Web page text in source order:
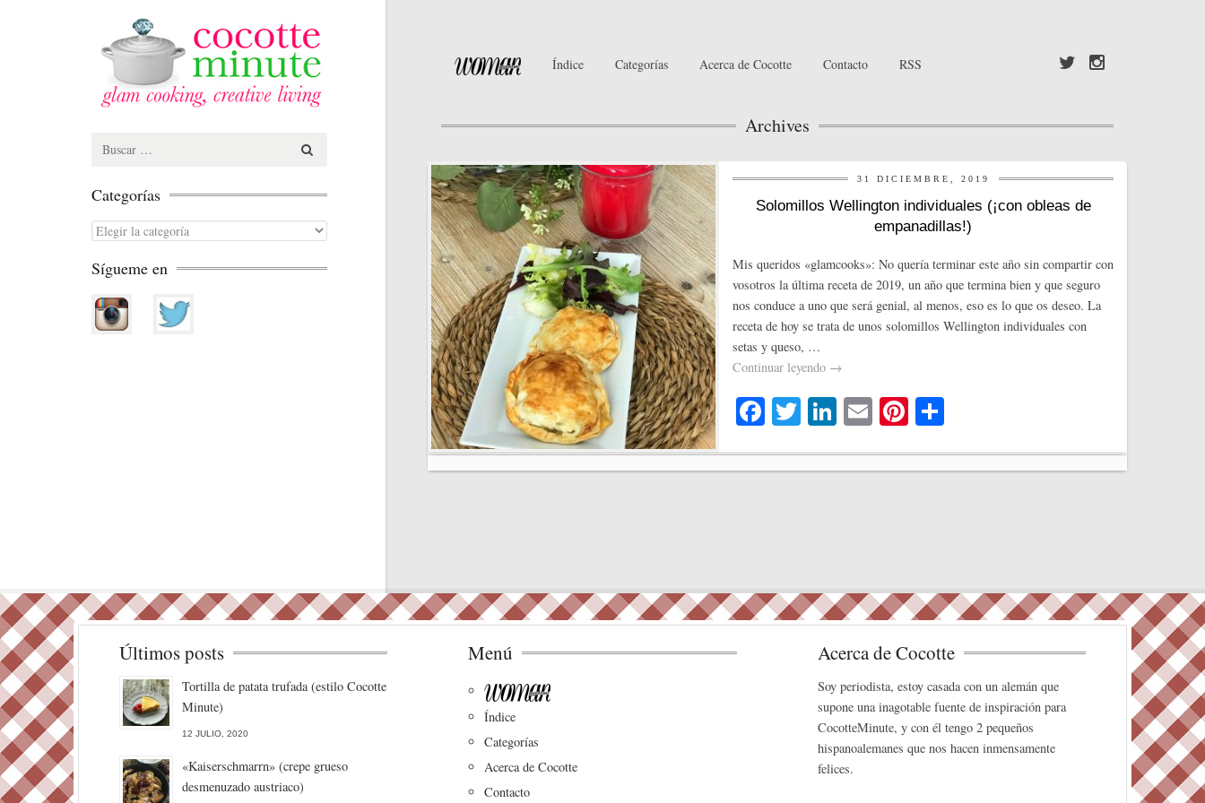
Índice Categorías Acerca de Cocotte Contacto RSS
Archives
31 DICIEMBRE, 2019
Solomillos Wellington individuales (¡con obleas de
empanadillas!)
Mis queridos «glamcooks»: No quería terminar este año sin compartir con
vosotros la última receta de 2019, un año que termina bien y que seguro
nos conduce a uno que será genial, al menos, eso es lo que os deseo. La
receta de hoy se trata de unos solomillos Wellington individuales con
setas y queso, …
Continuar leyendo →
Fa
bo
T
tte
Li
ed
E
ail
Pi
er m
Search
Categorías
Categorías
Sígueme en
Últimos posts
Tortilla de patata trufada (estilo Cocotte
Minute)
12 JULIO, 2020
«Kaiserschmarrn» (crepe grueso
desmenuzado austriaco)
Menú
Índice
Categorías
Acerca de Cocotte
Contacto
Acerca de Cocotte
Soy periodista, estoy casada con un alemán que
supone una inagotable fuente de inspiración para
CocotteMinute, y con él tengo 2 pequeños
hispanoalemanes que nos hacen inmensamente
felices.